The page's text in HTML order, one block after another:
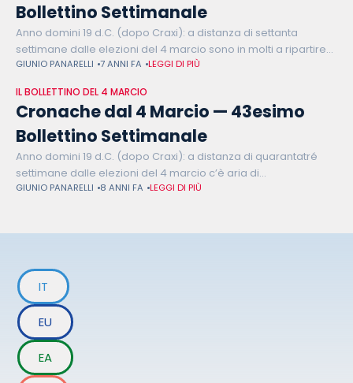
Bollettino Settimanale
Anno domini 19 d.C. (dopo Craxi): a distanza di settanta
settimane dalle elezioni del 4 marcio sono in molti a ripartire
da zero. Riparte da zero Luigi Di Maio che
GIUNIO PANARELLI 7 ANNI FA LEGGI DI PIÙ
IL BOLLETTINO DEL 4 MARCIO
Cronache dal 4 Marcio — 43esimo
Bollettino Settimanale
Anno domini 19 d.C. (dopo Craxi): a distanza di quarantatré
settimane dalle elezioni del 4 marcio c’è aria di
responsabilità. È responsabile Silvio Berlusconi, che ha
GIUNIO PANARELLI 8 ANNI FA LEGGI DI PIÙ
IT
EU
EA